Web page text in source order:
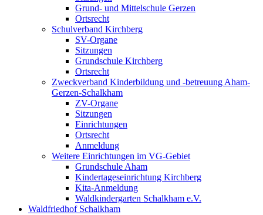
Grund- und Mittelschule Gerzen
Ortsrecht
Schulverband Kirchberg
SV-Organe
Sitzungen
Grundschule Kirchberg
Ortsrecht
Zweckverband Kinderbildung und -betreuung Aham-
Gerzen-Schalkham
ZV-Organe
Sitzungen
Einrichtungen
Ortsrecht
Anmeldung
Weitere Einrichtungen im VG-Gebiet
Grundschule Aham
Kindertageseinrichtung Kirchberg
Kita-Anmeldung
Waldkindergarten Schalkham e.V.
Waldfriedhof Schalkham